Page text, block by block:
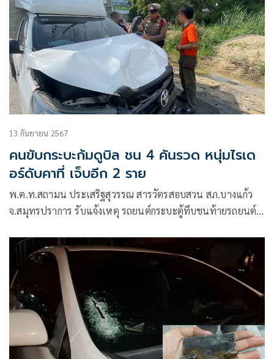
13 กันยายน 2567
คนขับกระบะก้มดูบิล ชน 4 คันรวด หนุ่มไรเด
อร์ดับคาที่ เจ็บอีก 2 ราย
พ.ต.ท.สถามน ประเสริฐสุวรรณ สารวัตรสอบสวน สภ.บางแก้ว
จ.สมุทรปราการ รับแจ้งเหตุ รถยนต์กระบะตู้ทึบชนท้ายรถยนต์